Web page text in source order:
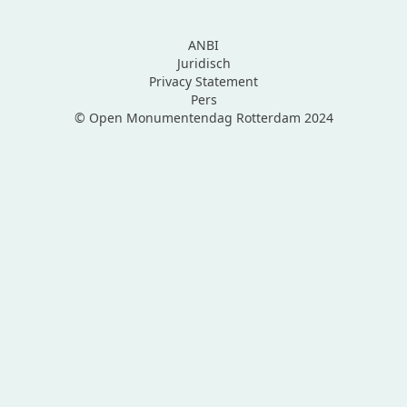
© Open Monumentendag Rotterdam 2024
ANBI
Juridisch
Privacy Statement
Pers